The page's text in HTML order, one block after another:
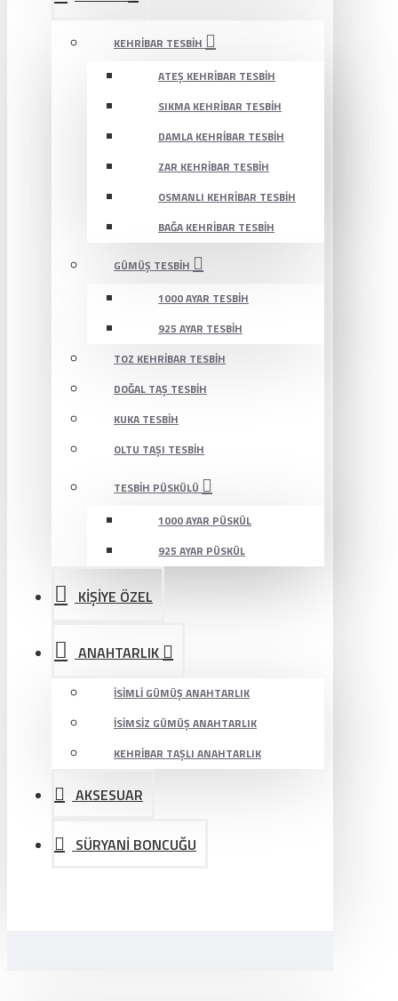
KEHRIBAR TESBIH
ATEŞ KEHRIBAR TESBIH
SIKMA KEHRIBAR TESBIH
DAMLA KEHRIBAR TESBIH
ZAR KEHRIBAR TESBIH
OSMANLI KEHRIBAR TESBIH
BAĞA KEHRIBAR TESBIH
GÜMÜŞ TESBIH
1000 AYAR TESBIH
925 AYAR TESBIH
TOZ KEHRIBAR TESBIH
DOĞAL TAŞ TESBIH
KUKA TESBIH
OLTU TAŞI TESBIH
TESBIH PÜSKÜLÜ
1000 AYAR PÜSKÜL
925 AYAR PÜSKÜL
KİŞİYE ÖZEL
ANAHTARLIK
İSIMLI GÜMÜŞ ANAHTARLIK
İSIMSIZ GÜMÜŞ ANAHTARLIK
KEHRIBAR TAŞLI ANAHTARLIK
AKSESUAR
SÜRYANİ BONCUĞU